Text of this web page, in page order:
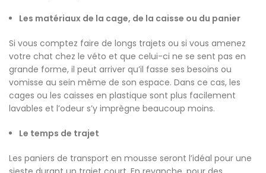
Les matériaux de la cage, de la caisse ou du panier
Si vous comptez faire de longs trajets ou si vous amenez
votre chat chez le véto et que celui-ci ne se sent pas en
grande forme, il peut arriver qu’il fasse ses besoins ou
vomisse au sein même de son espace. Dans ce cas, les
cages ou les caisses en plastique sont plus facilement
lavables et l’odeur s’y imprègne beaucoup moins.
Le temps de trajet
Les paniers de transport en mousse seront l’idéal pour une